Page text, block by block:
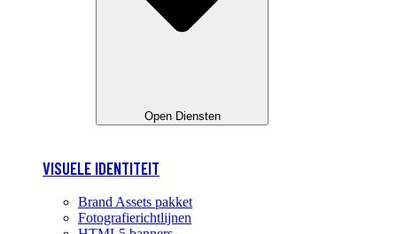
Open Diensten
VISUELE IDENTITEIT
Brand Assets pakket
Fotografierichtlijnen